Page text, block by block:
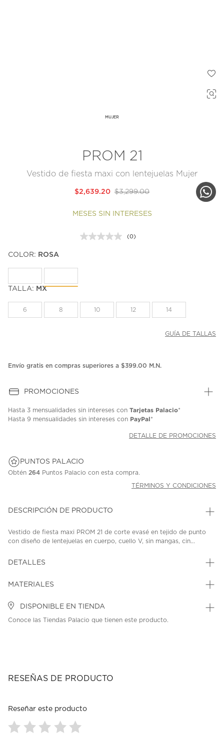
MUJER
PROM 21
Vestido de fiesta maxi con lentejuelas Mujer
$3,299.00
$2,639.20
MESES SIN INTERESES
Sin
(0)
COLOR: ROSA
TALLA: MX
6 8 10 12 14
GUÍA DE TALLAS
Envío gratis en compras superiores a $399.00 M.N.
PROMOCIONES
Hasta 3 mensualidades sin intereses con Tarjetas Palacio*
Hasta 9 mensualidades sin intereses con PayPal*
DETALLE DE PROMOCIONES
PUNTOS PALACIO
Obtén 264 Puntos Palacio con esta compra.
TÉRMINOS Y CONDICIONES
DESCRIPCIÓN DE PRODUCTO
Vestido de fiesta maxi PROM 21 de corte evasé en tejido de punto
con diseño de lentejuelas en cuerpo, cuello V, sin mangas, cin...
DETALLES
MATERIALES
DISPONIBLE EN TIENDA
Conoce las Tiendas Palacio que tienen este producto.
RESEÑAS DE PRODUCTO
Reseñar este producto